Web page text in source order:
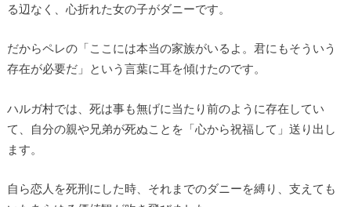
る辺なく、心折れた女の子がダニーです。
だからペレの「ここには本当の家族がいるよ。君にもそういう
存在が必要だ」という言葉に耳を傾けたのです。
ハルガ村では、死は事も無げに当たり前のように存在してい
て、自分の親や兄弟が死ぬことを「心から祝福して」送り出し
ます。
自ら恋人を死刑にした時、それまでのダニーを縛り、支えても